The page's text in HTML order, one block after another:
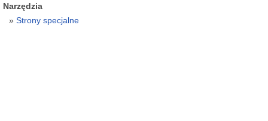
Narzędzia
Strony specjalne